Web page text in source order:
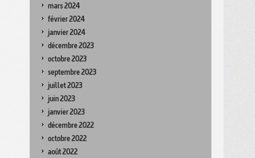
mars 2024
février 2024
janvier 2024
décembre 2023
octobre 2023
septembre 2023
juillet 2023
juin 2023
janvier 2023
décembre 2022
octobre 2022
août 2022